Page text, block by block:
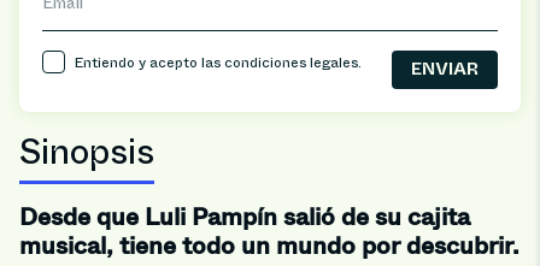
Sinopsis
Desde que Luli Pampín salió de su cajita
musical, tiene todo un mundo por descubrir.
Email
Entiendo y acepto lascondiciones legales